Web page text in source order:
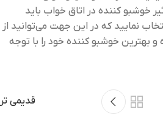
خوشبو کننده در اتاق خواب باید
نمایید که در این جهت می‌توانید از
و بهترین خوشبو کننده خود را با توجه
قدیمی تر